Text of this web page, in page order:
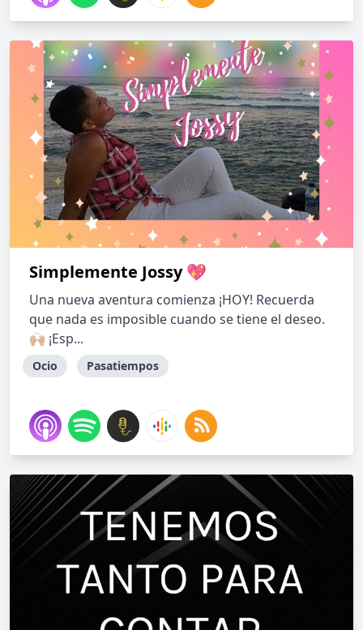
Simplemente Jossy 💖
Una nueva aventura comienza ¡HOY! Recuerda
que nada es imposible cuando se tiene el deseo.
🙌🏼 ¡Esp...
Ocio Pasatiempos